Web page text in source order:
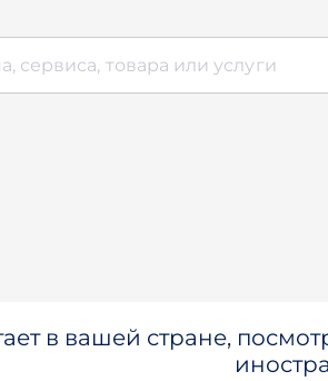
в вашей стране,